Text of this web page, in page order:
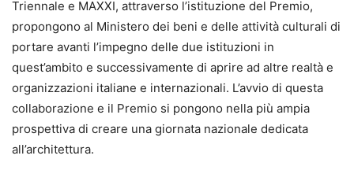
Triennale e MAXXI, attraverso l’istituzione del Premio,
propongono al Ministero dei beni e delle attività culturali di
portare avanti l’impegno delle due istituzioni in
quest’ambito e successivamente di aprire ad altre realtà e
organizzazioni italiane e internazionali. L’avvio di questa
collaborazione e il Premio si pongono nella più ampia
prospettiva di creare una giornata nazionale dedicata
all’architettura.